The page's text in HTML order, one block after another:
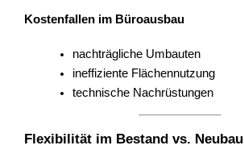
Kostenfallen im Büroausbau
nachträgliche Umbauten
ineffiziente Flächennutzung
technische Nachrüstungen
Flexibilität im Bestand vs. Neubau